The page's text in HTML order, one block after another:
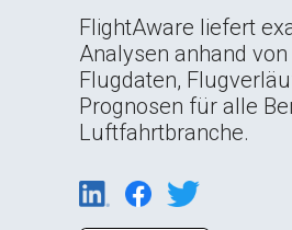
FlightAware liefert
Analysen anhand
Flugdaten,
Prognosen für alle
Luftfahrtbranche.